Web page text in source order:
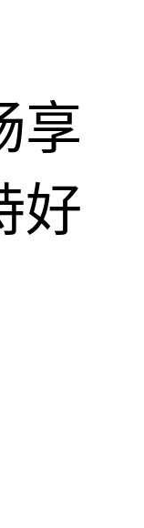
享
好